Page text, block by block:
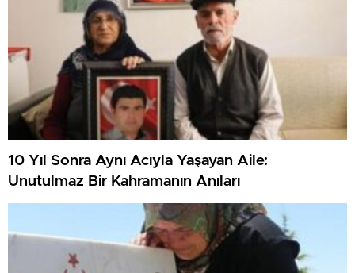
10 Yıl Sonra Aynı Acıyla Yaşayan Aile:
Unutulmaz Bir Kahramanın Anıları